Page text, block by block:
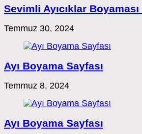
Sevimli Ayıcıklar Boyaması
Temmuz 30, 2024
Ayı Boyama Sayfası
Temmuz 8, 2024
Ayı Boyama Sayfası